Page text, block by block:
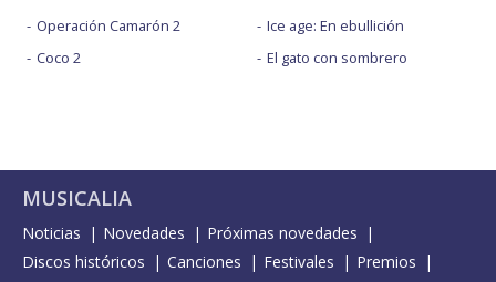
Operación Camarón 2
Coco 2
Ice age: En ebullición
El gato con sombrero
MUSICALIA
Noticias Novedades
Próximas novedades
Discos históricos
Canciones Festivales
Premios